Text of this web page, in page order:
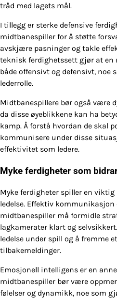
tråd med lagets mål.
I tillegg er sterke defensive
midtbanespiller for å støtte
avskjære pasninger og takle
teknisk ferdighetssett gjør at en
både offensivt og defensivt, noe
lederrolle.
Midtbanespillere bør også være
da disse øyeblikkene kan ha
kamp. Å forstå hvordan de skal
kommunisere under disse
effektivitet som ledere.
Myke ferdigheter som
Myke ferdigheter spiller en
ledelse. Effektiv kommunikasjon
midtbanespiller må formidle
lagkamerater klart og
ledelse under spill og å fremme
tilbakemeldinger.
Emosjonell intelligens er en
midtbanespiller bør være
følelser og dynamikk, noe som